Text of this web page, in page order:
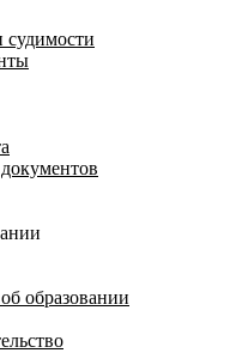
судимости
образовании